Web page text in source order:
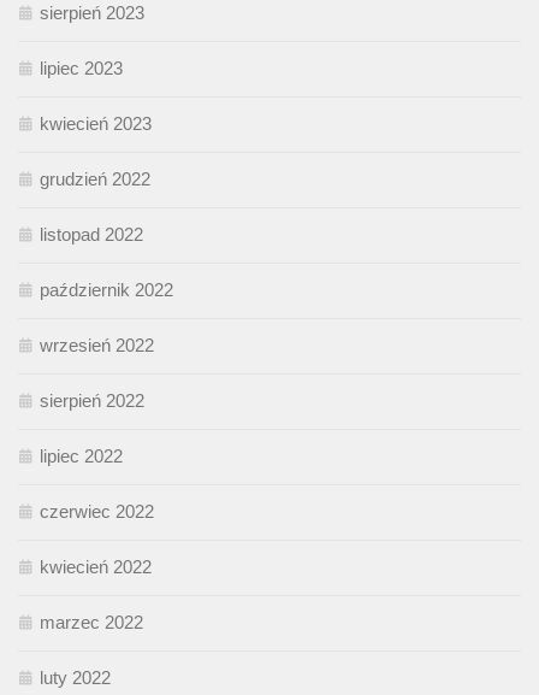
sierpień 2023
lipiec 2023
kwiecień 2023
grudzień 2022
listopad 2022
październik 2022
wrzesień 2022
sierpień 2022
lipiec 2022
czerwiec 2022
kwiecień 2022
marzec 2022
luty 2022